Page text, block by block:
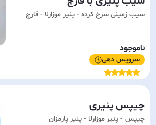
سیب زمینی سرخ کرده - پنیر موزارلا - قارچ
ناموجود
سرویس دهی
چیپس پنیری
چیپس - پنیر موزارلا - پنیر پارمزان